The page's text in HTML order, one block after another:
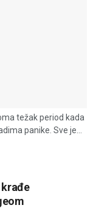
težak period kada
panike. Sve je...